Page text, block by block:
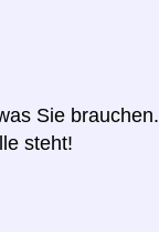
Sie brauchen.
steht!